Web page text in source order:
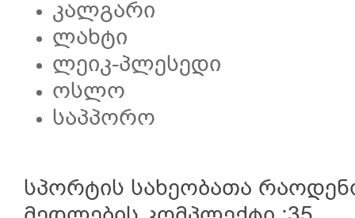
კალგარი
ლახტი
ლეიკ-პლესედი
ოსლო
საპპორო
სპორტის სახეობათა